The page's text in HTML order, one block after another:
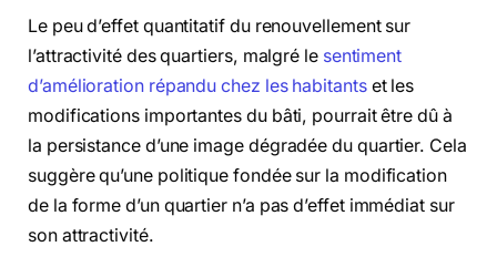
Le peu d’effet quantitatif du renouvellement sur
l’attractivité des quartiers, malgré le sentiment
d’amélioration répandu chez les habitantset les
modifications importantes du bâti, pourrait être dû à
la persistance d’une image dégradée du quartier. Cela
suggère qu’une politique fondée sur la modification
de la forme d’un quartier n’a pas d’effet immédiat sur
son attractivité.